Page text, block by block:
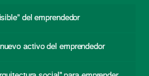
del emprendedor
activo del emprendedor